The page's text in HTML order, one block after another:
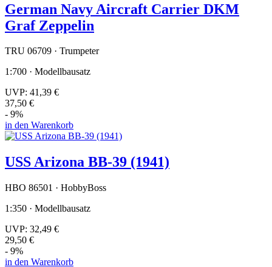
German Navy Aircraft Carrier DKM
Graf Zeppelin
TRU 06709 · Trumpeter
1:700 · Modellbausatz
UVP: 41,39 €
37,50 €
- 9%
in den Warenkorb
USS Arizona BB-39 (1941)
HBO 86501 · HobbyBoss
1:350 · Modellbausatz
UVP: 32,49 €
29,50 €
- 9%
in den Warenkorb